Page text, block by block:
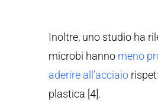
Inoltre, uno studio ha
microbi hanno meno
aderire all’acciaio
plastica [4].